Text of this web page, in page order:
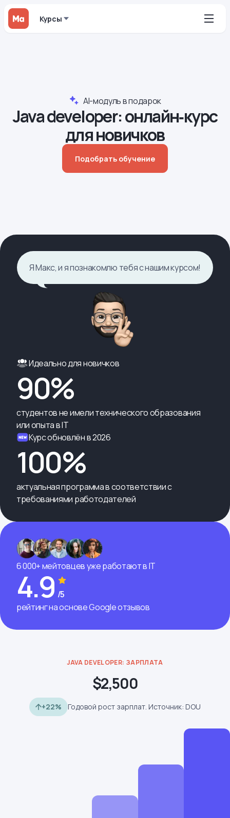
Курсы
AI-модуль в подарок
Java developer: онлайн‑курс
для новичков
Подобрать обучение
Я Макс, и я познакомлю тебя с нашим курсом!
Идеально для новичков
90%
студентов не имели технического образования
или опыта в IT
Курс обновлён в 2026
100%
актуальная программа в соответствии с
требованиями работодателей
6 000+ мейтовцев уже работают в IT
4.9 /5
рейтинг на основе Google отзывов
JAVA DEVELOPER: ЗАРПЛАТА
$2,500
+22% Годовой рост зарплат. Источник: DOU